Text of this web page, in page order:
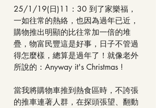
25/1/19(日)11：30 到了家樂福，
一如往常的熱絡，也因為過年已近，
購物推出明顯的比往常加一倍的堆
疊，物富民豐這是好事，日子不管過
得怎麼樣，總算是過年了！就像老外
所說的：Anyway it's Christmas !
當我將購物車推到熱食區時，不誇張
的推車連著人群，在探頭張望、翻動